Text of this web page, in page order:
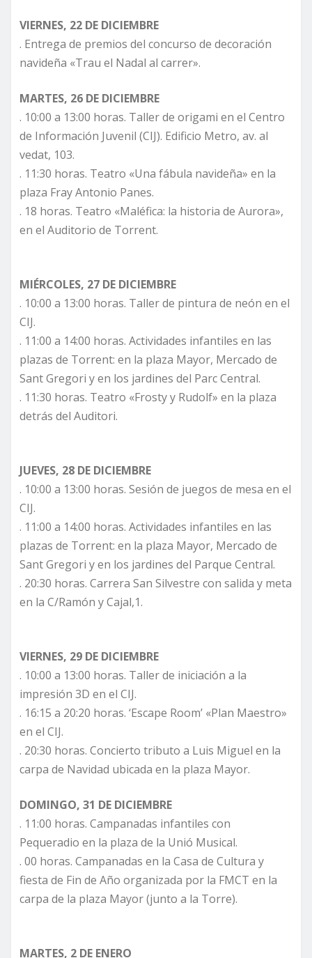
VIERNES, 22 DE DICIEMBRE
. Entrega de premios del concurso de decoración
navideña «Trau el Nadal al carrer».
MARTES, 26 DE DICIEMBRE
. 10:00 a 13:00 horas. Taller de origami en el Centro
de Información Juvenil (CIJ). Edificio Metro, av. al
vedat, 103.
. 11:30 horas. Teatro «Una fábula navideña» en la
plaza Fray Antonio Panes.
. 18 horas. Teatro «Maléfica: la historia de Aurora»,
en el Auditorio de Torrent.
MIÉRCOLES, 27 DE DICIEMBRE
. 10:00 a 13:00 horas. Taller de pintura de neón en el
CIJ.
. 11:00 a 14:00 horas. Actividades infantiles en las
plazas de Torrent: en la plaza Mayor, Mercado de
Sant Gregori y en los jardines del Parc Central.
. 11:30 horas. Teatro «Frosty y Rudolf» en la plaza
detrás del Auditori.
JUEVES, 28 DE DICIEMBRE
. 10:00 a 13:00 horas. Sesión de juegos de mesa en el
CIJ.
. 11:00 a 14:00 horas. Actividades infantiles en las
plazas de Torrent: en la plaza Mayor, Mercado de
Sant Gregori y en los jardines del Parque Central.
. 20:30 horas. Carrera San Silvestre con salida y meta
en la C/Ramón y Cajal,1.
VIERNES, 29 DE DICIEMBRE
. 10:00 a 13:00 horas. Taller de iniciación a la
impresión 3D en el CIJ.
. 16:15 a 20:20 horas. ‘Escape Room’ «Plan Maestro»
en el CIJ.
. 20:30 horas. Concierto tributo a Luis Miguel en la
carpa de Navidad ubicada en la plaza Mayor.
DOMINGO, 31 DE DICIEMBRE
. 11:00 horas. Campanadas infantiles con
Pequeradio en la plaza de la Unió Musical.
. 00 horas. Campanadas en la Casa de Cultura y
fiesta de Fin de Año organizada por la FMCT en la
carpa de la plaza Mayor (junto a la Torre).
MARTES, 2 DE ENERO